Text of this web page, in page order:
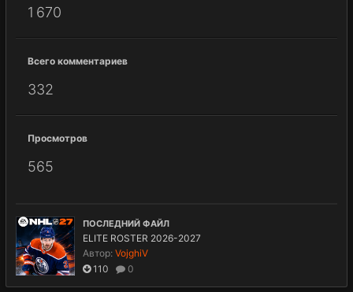
1 670
Всего комментариев
332
Просмотров
565
ПОСЛЕДНИЙ ФАЙЛ
ELITE ROSTER 2026-2027
Автор: VojghiV
110
0